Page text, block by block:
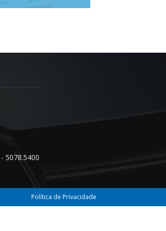
5078.5400
Política de Privacidade